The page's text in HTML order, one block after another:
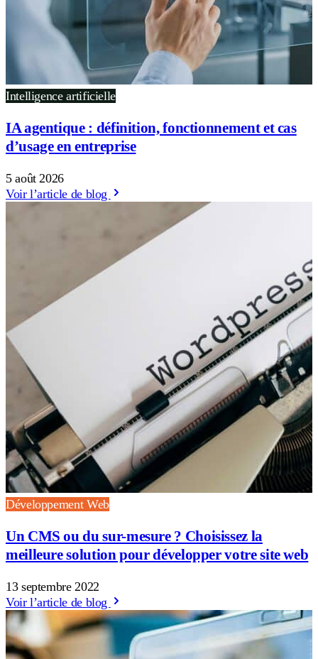
Intelligence artificielle
IA agentique : définition, fonctionnement et cas
d’usage en entreprise
5 août 2026
Voir l’article de blog
Développement Web
Un CMS ou du sur-mesure ? Choisissez la
meilleure solution pour développer votre site web
13 septembre 2022
Voir l’article de blog